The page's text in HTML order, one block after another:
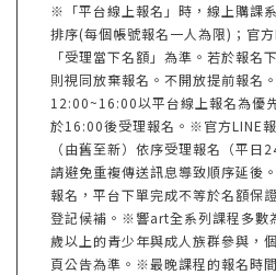
※「平台線上報名」時，線上購課
排序(每個帳號報名一人為限)；官
「受理當下名額」為準。若於報名
則視同放棄報名。不開放提前報
12:00~16:00以平台線上報名為優
於16:00後受理報名。※官方LINE
（由舊至新）依序受理報名（平日
請避免重複傳送訊息導致順序延後
報名，平台下單完成不等於名額保
登記候補。※響art全系列課程多數
歲以上的青少年與成人族群參與，
頁公告為準。※最晚課程的報名時